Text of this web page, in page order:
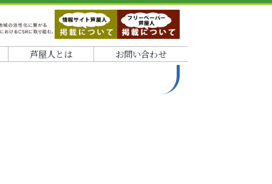
芦屋人とは お問い合わせ